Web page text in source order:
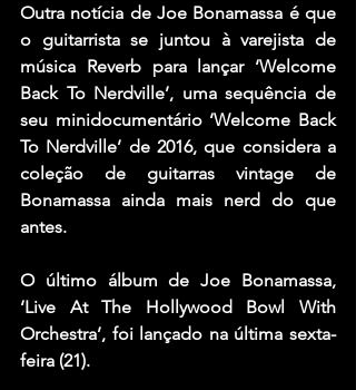
Outra notícia de Joe Bonamassa é que
o guitarrista se juntou à varejista de
música Reverb para lançar ‘Welcome
Back To Nerdville’, uma sequência de
seu minidocumentário ‘Welcome Back
To Nerdville’ de 2016, que considera a
coleção de guitarras vintage de
Bonamassa ainda mais nerd do que
antes.
O último álbum de Joe Bonamassa,
‘Live At The Hollywood Bowl With
Orchestra’, foi lançado na última sexta-
feira (21).